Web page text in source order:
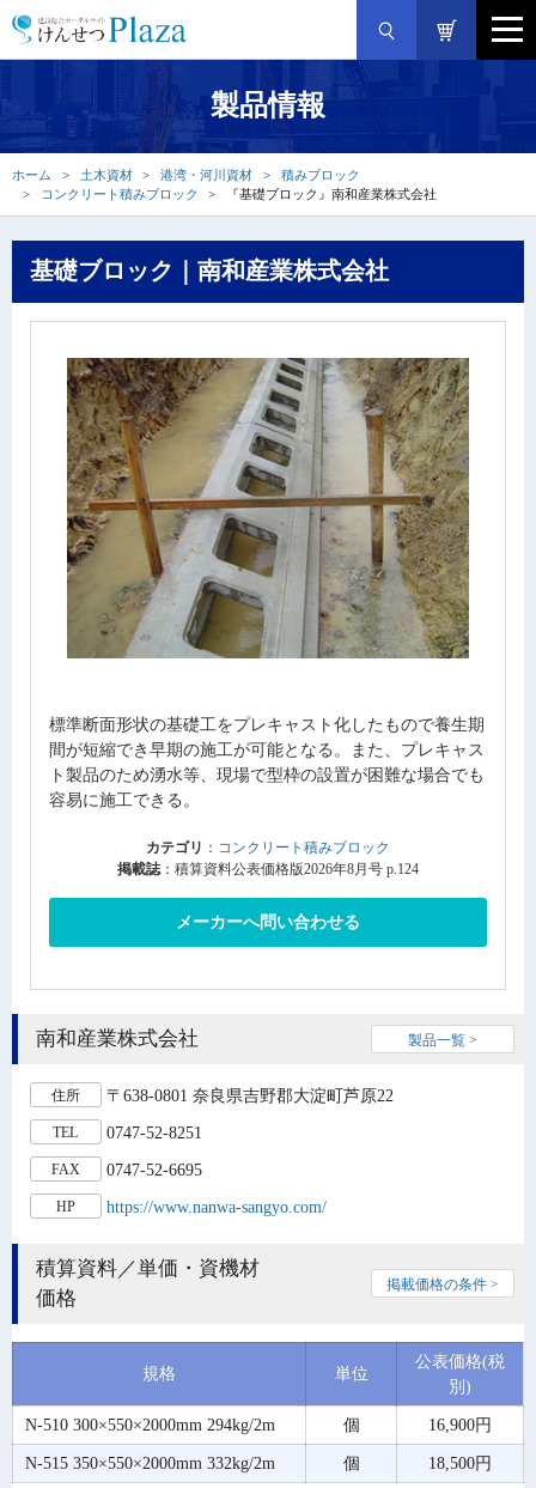
製品情報
ホーム 土木資材 港湾・河川資材
積みブロック
コンクリート積みブロック
『基礎ブロック』南和産業株式会社
基礎ブロック｜南和産業株式会社
標準断面形状の基礎工をプレキャスト化したもので養生期
間が短縮でき早期の施工が可能となる。また、プレキャス
ト製品のため湧水等、現場で型枠の設置が困難な場合でも
容易に施工できる。
カテゴリ ： コンクリート積みブロック
掲載誌：積算資料公表価格版2026年8月号 p.124
メーカーへ問い合わせる
南和産業株式会社 製品一覧 >
住所 〒638-0801 奈良県吉野郡大淀町芦原22
TEL 0747-52-8251
FAX 0747-52-6695
HP https://www.nanwa-sangyo.com/
積算資料／単価・資機材
価格
掲載価格の条件 >
規格 単位
公表価格(税
別)
N-510 300×550×2000mm 294kg/2m
個
16,900円
N-515 350×550×2000mm 332kg/2m
個 18,500円